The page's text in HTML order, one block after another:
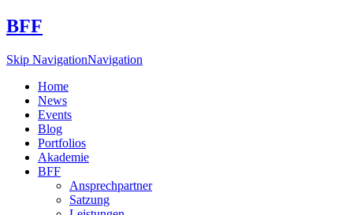
BFF
Skip NavigationNavigation
Home
News
Events
Blog
Portfolios
Akademie
BFF
Ansprechpartner
Satzung